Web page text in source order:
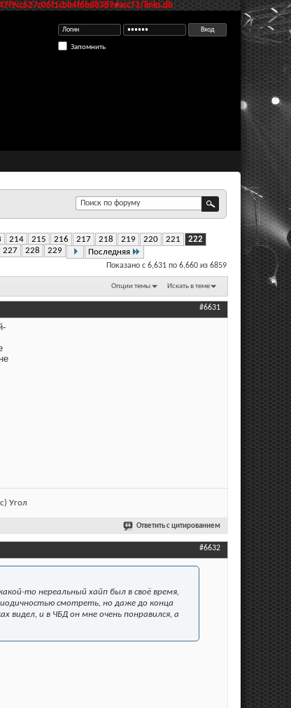
links.db
Запомнить
214 215 216 217 218 219 220 221
222
227 228 229 Последняя
Показано с 6,631 по 6,660 из 6859
Опции темы Искать в теме
#6631
Угол
Ответить с цитированием
#6632
то нереальный хайп был в своё время,
смотреть, но даже до конца
видел, и в ЧБД он мне очень понравился, а